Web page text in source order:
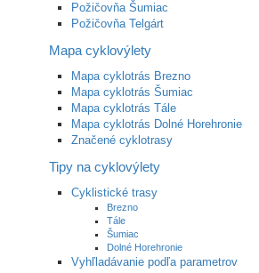
Požičovňa Šumiac
Požičovňa Telgárt
Mapa cyklovýlety
Mapa cyklotrás Brezno
Mapa cyklotrás Šumiac
Mapa cyklotrás Tále
Mapa cyklotrás Dolné Horehronie
Značené cyklotrasy
Tipy na cyklovýlety
Cyklistické trasy
Brezno
Tále
Šumiac
Dolné Horehronie
Vyhľladávanie podľa parametrov